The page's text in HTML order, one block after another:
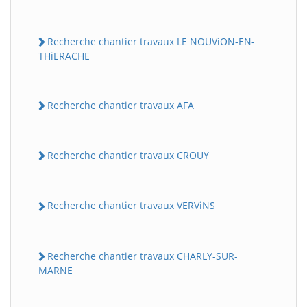
Recherche chantier travaux LE NOUViON-EN-
THiERACHE
Recherche chantier travaux AFA
Recherche chantier travaux CROUY
Recherche chantier travaux VERViNS
Recherche chantier travaux CHARLY-SUR-
MARNE